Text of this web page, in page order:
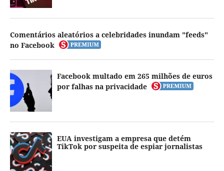
Comentários aleatórios a celebridades inundam "feeds"
no Facebook
Facebook multado em 265 milhões de euros
por falhas na privacidade
EUA investigam a empresa que detém
TikTok por suspeita de espiar jornalistas